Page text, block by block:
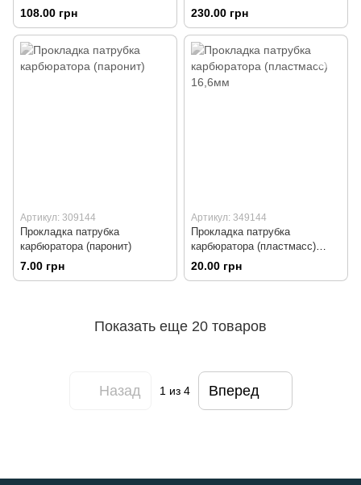
108.00 грн
короткий вариатор, тип2
230.00 грн
Артикул: 309144
Прокладка патрубка
карбюратора (паронит)
7.00 грн
Артикул: 349144
Прокладка патрубка
карбюратора (пластмасс)
16,6мм
20.00 грн
Показать еще 20 товаров
Назад 1из 4 Вперед